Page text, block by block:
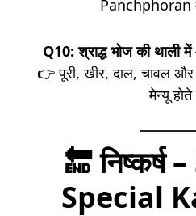
Panchphoran
Q10: श्राद्ध भोज की थाली
👉 पूरी, खीर, दाल, चावल
मेन्यू
🔚 निष्कर्ष
Special